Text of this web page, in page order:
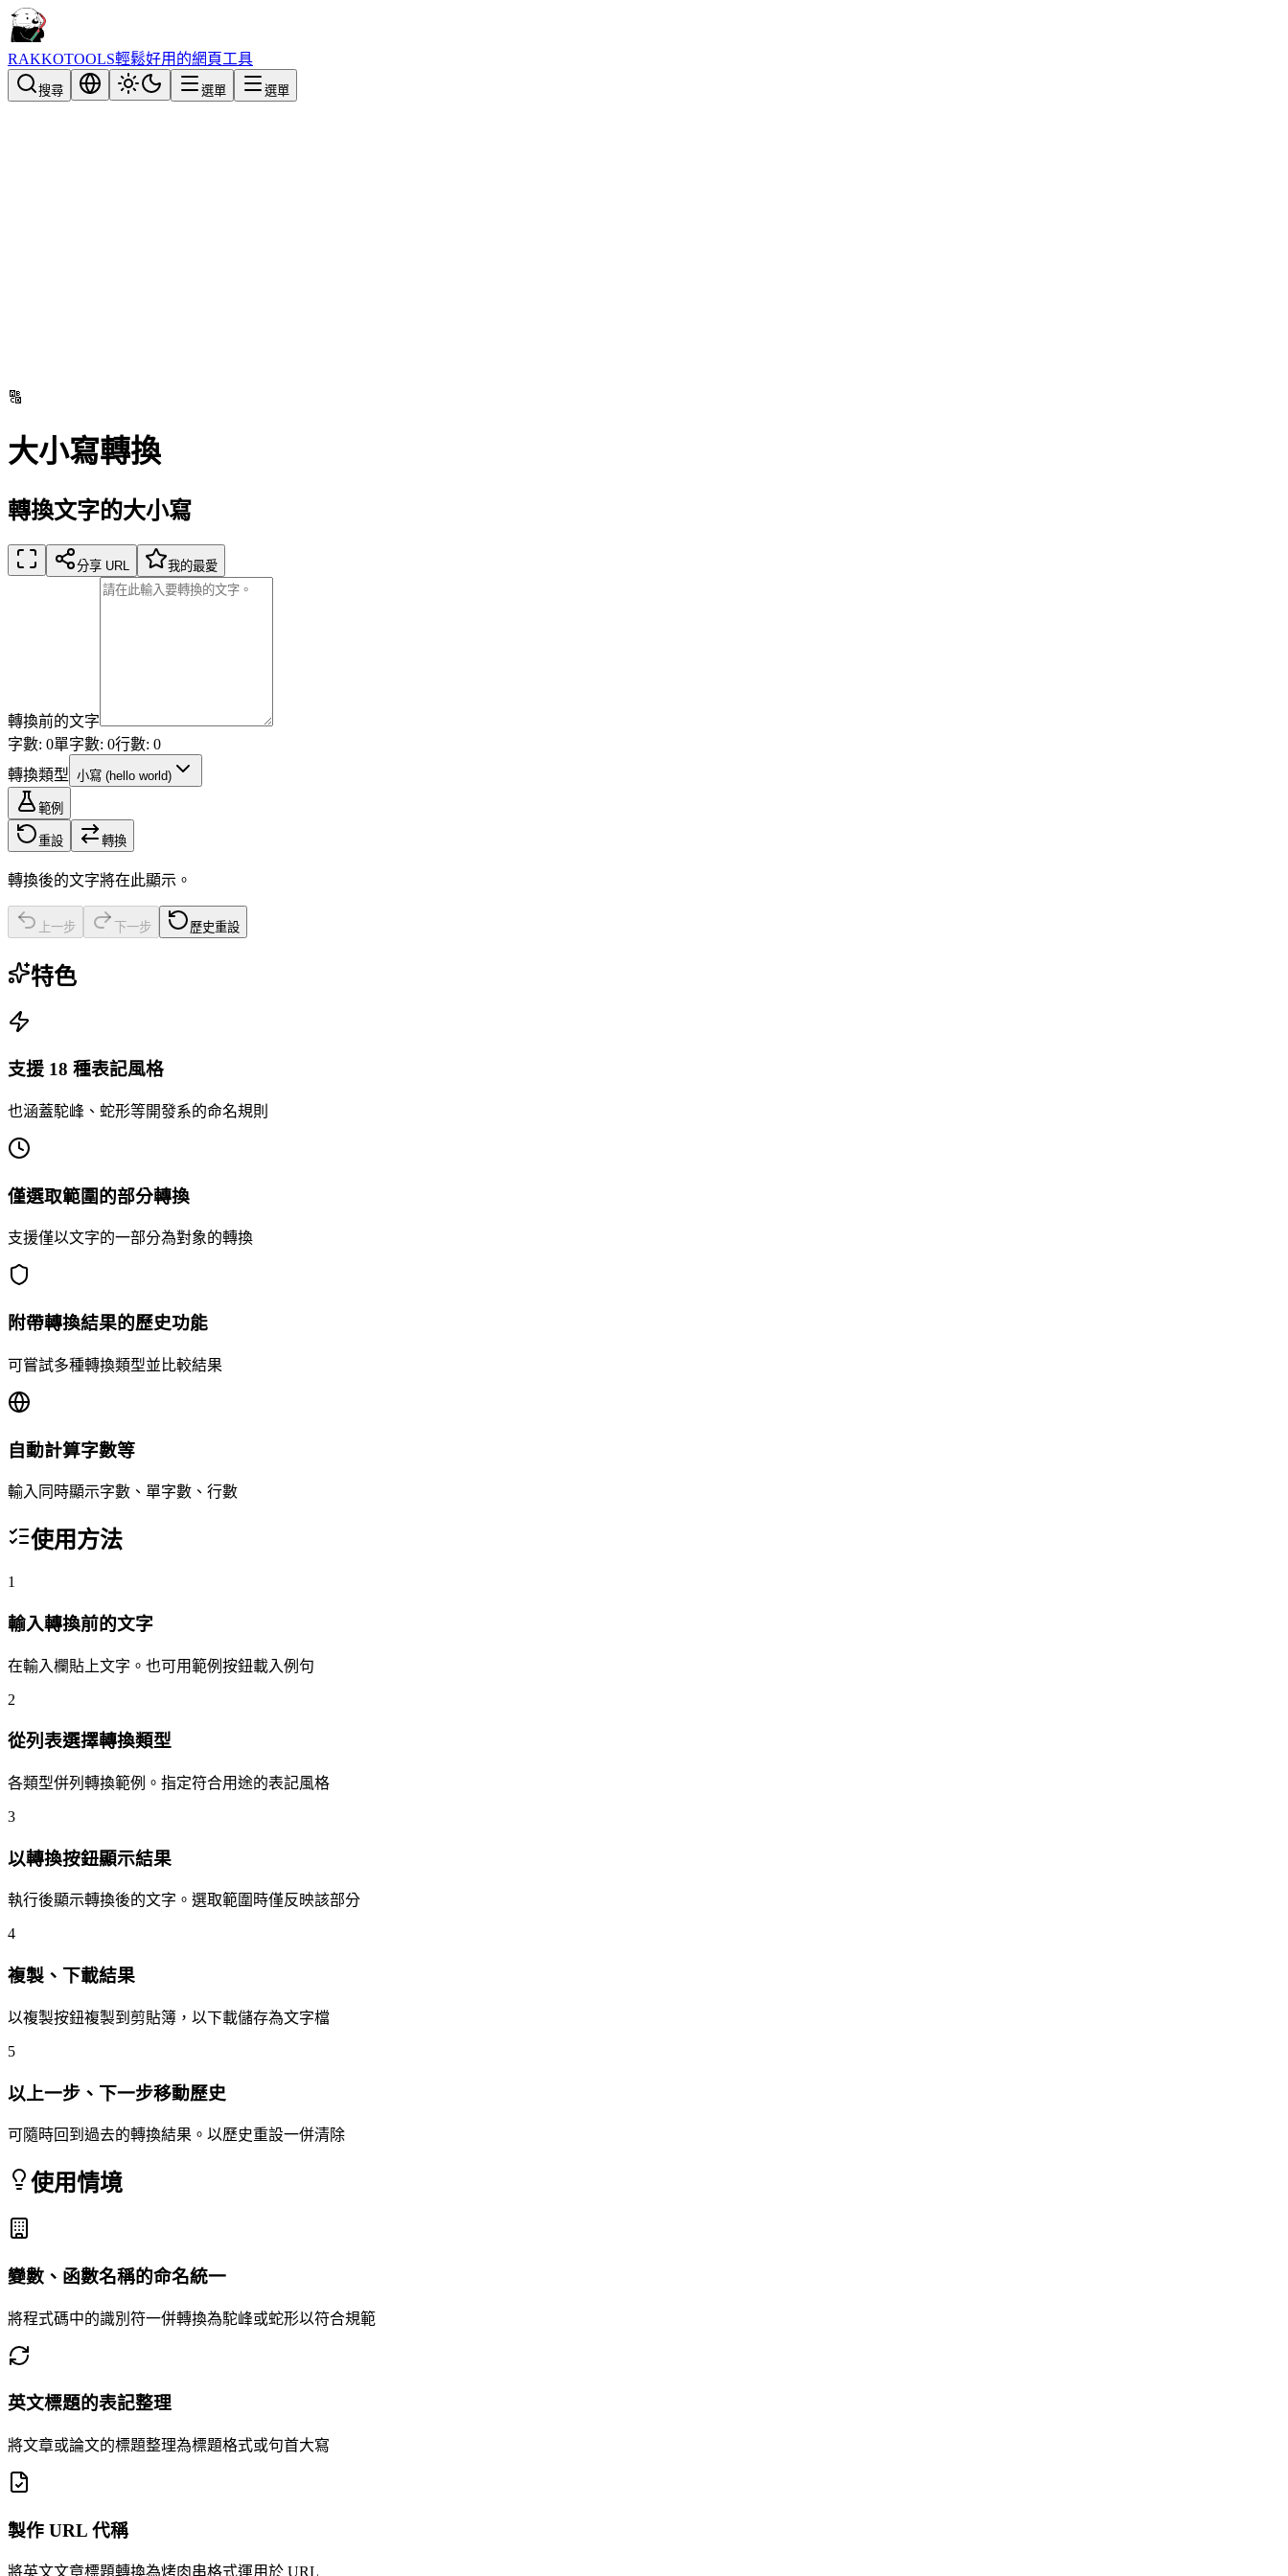
RAKKOTOOLS輕鬆好用的網頁工具
搜尋 選單 選單
🔠
大小寫轉換
轉換文字的大小寫
分享 URL 我的最愛
轉換前的文字
字數: 0單字數: 0行數: 0
轉換類型 小寫 (hello world)
範例
重設 轉換
轉換後的文字將在此顯示。
上一步 下一步 歷史重設
特色
支援 18 種表記風格
也涵蓋駝峰、蛇形等開發系的命名規則
僅選取範圍的部分轉換
支援僅以文字的一部分為對象的轉換
附帶轉換結果的歷史功能
可嘗試多種轉換類型並比較結果
自動計算字數等
輸入同時顯示字數、單字數、行數
使用方法
1
輸入轉換前的文字
在輸入欄貼上文字。也可用範例按鈕載入例句
2
從列表選擇轉換類型
各類型併列轉換範例。指定符合用途的表記風格
3
以轉換按鈕顯示結果
執行後顯示轉換後的文字。選取範圍時僅反映該部分
4
複製、下載結果
以複製按鈕複製到剪貼簿，以下載儲存為文字檔
5
以上一步、下一步移動歷史
可隨時回到過去的轉換結果。以歷史重設一併清除
使用情境
變數、函數名稱的命名統一
將程式碼中的識別符一併轉換為駝峰或蛇形以符合規範
英文標題的表記整理
將文章或論文的標題整理為標題格式或句首大寫
製作 URL 代稱
將英文文章標題轉換為烤肉串格式運用於 URL